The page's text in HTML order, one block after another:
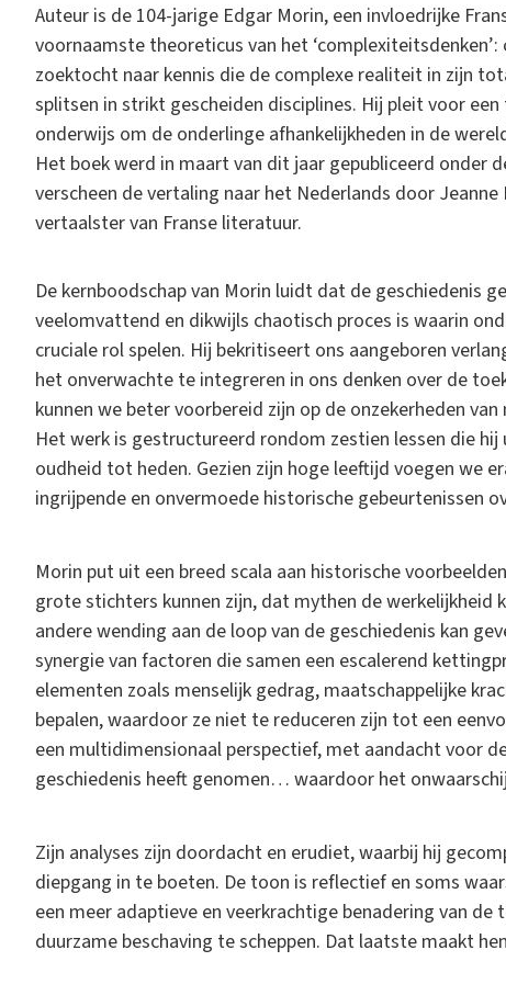
Auteur is de 104-jarige Edgar Morin, een invloedrijke
voornaamste theoreticus van het
zoektocht naar kennis die de complexe realiteit in zijn
splitsen in strikt gescheiden disciplines. Hij pleit voor
onderwijs om de onderlinge afhankelijkheden in de
Het boek werd in maart van dit jaar gepubliceerd onder
verscheen de vertaling naar het Nederlands door
vertaalster van Franse literatuur.
De kernboodschap van Morin luidt dat de geschiedenis
veelomvattend en dikwijls chaotisch proces is waarin
cruciale rol spelen. Hij bekritiseert ons aangeboren
het onverwachte te integreren in ons denken over de
kunnen we beter voorbereid zijn op de onzekerheden van
Het werk is gestructureerd rondom zestien lessen die
oudheid tot heden. Gezien zijn hoge leeftijd voegen we
ingrijpende en onvermoede historische gebeurtenissen
Morin put uit een breed scala aan historische
grote stichters kunnen zijn, dat mythen de werkelijkheid
andere wending aan de loop van de geschiedenis kan
synergie van factoren die samen een escalerend
elementen zoals menselijk gedrag, maatschappelijke
bepalen, waardoor ze niet te reduceren zijn tot een
een multidimensionaal perspectief, met aandacht voor
geschiedenis heeft genomen… waardoor het
Zijn analyses zijn doordacht en erudiet, waarbij hij
diepgang in te boeten. De toon is reflectief en soms
een meer adaptieve en veerkrachtige benadering van
duurzame beschaving te scheppen. Dat laatste maakt